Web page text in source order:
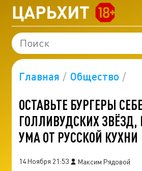
Главная Общество
ОСТАВЬТЕ БУРГЕРЫ
ГОЛЛИВУДСКИХ ЗВЁЗД,
УМА ОТ РУССКОЙ КУХНИ
14 Ноября 21:53 Максим Рядовой